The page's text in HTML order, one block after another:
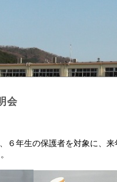
会
６年生の保護者を対象に、